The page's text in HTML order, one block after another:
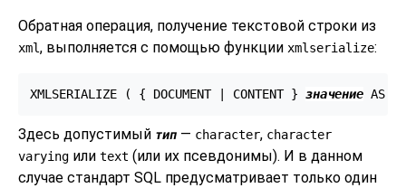
Обратная операция, получение текстовой строки из
xml, выполняется с помощью функции xmlserialize:
XMLSERIALIZE ( { DOCUMENT | CONTENT } значение AS
Здесь допустимый тип — character, character
varying или text (или их псевдонимы). И в данном
случае стандарт SQL предусматривает только один